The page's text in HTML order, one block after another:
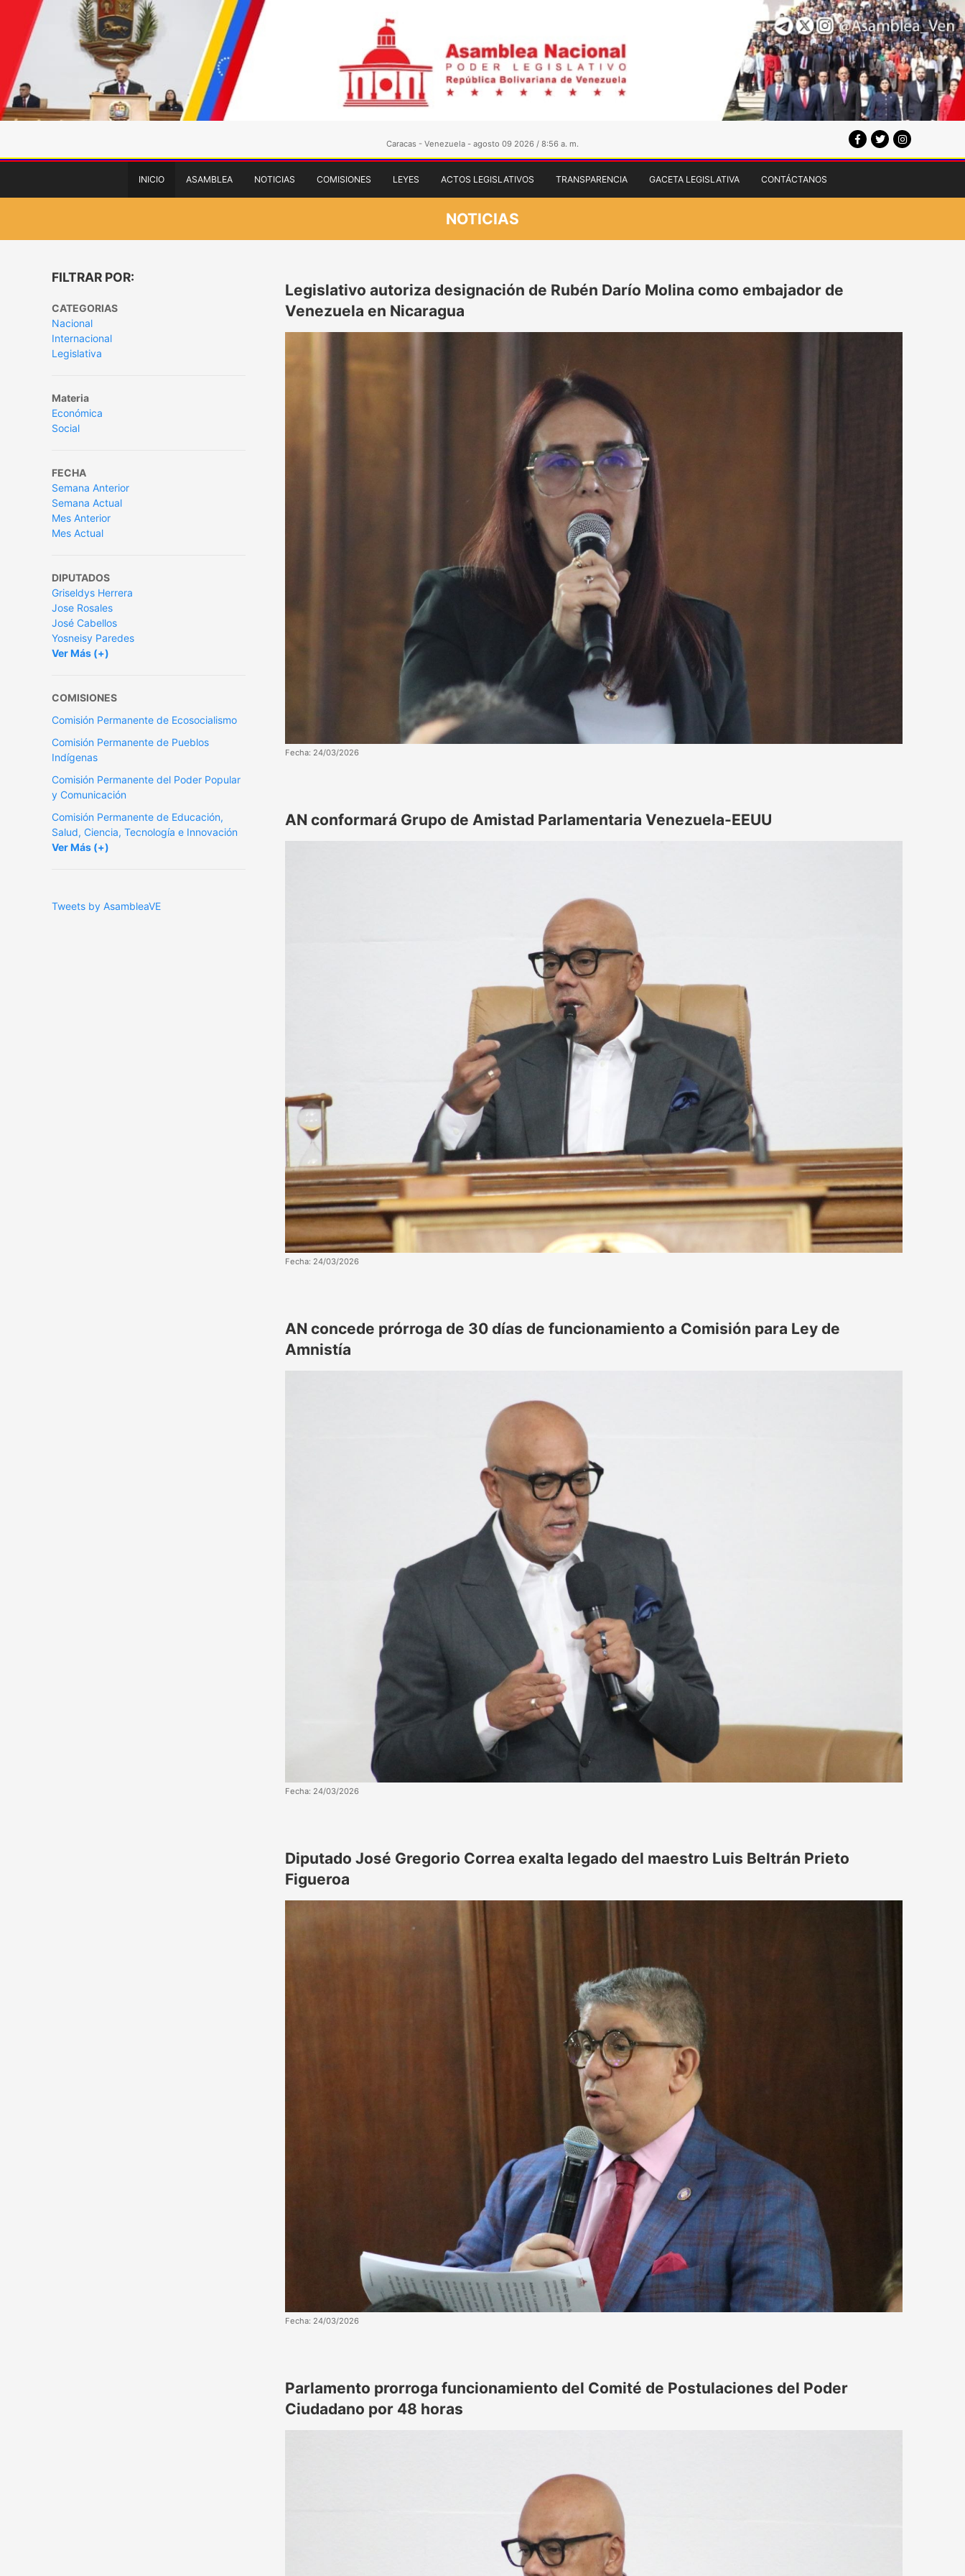
Caracas - Venezuela - agosto 09 2026 / 8:56 a. m.
INICIO ASAMBLEA NOTICIAS COMISIONES LEYES ACTOS LEGISLATIVOS TRANSPARENCIA GACETA LEGISLATIVA CONTÁCTANOS
NOTICIAS
FILTRAR POR:
CATEGORIAS
Nacional
Internacional
Legislativa
Materia
Económica
Social
FECHA
Semana Anterior
Semana Actual
Mes Anterior
Mes Actual
DIPUTADOS
Griseldys Herrera
Jose Rosales
José Cabellos
Yosneisy Paredes
Ver Más (+)
COMISIONES
Comisión Permanente de Ecosocialismo
Comisión Permanente de Pueblos
Indígenas
Comisión Permanente del Poder Popular
y Comunicación
Comisión Permanente de Educación,
Salud, Ciencia, Tecnología e Innovación
Ver Más (+)
Tweets by AsambleaVE
Legislativo autoriza designación de Rubén Darío Molina como embajador de
Venezuela en Nicaragua
Fecha: 24/03/2026
AN conformará Grupo de Amistad Parlamentaria Venezuela-EEUU
Fecha: 24/03/2026
AN concede prórroga de 30 días de funcionamiento a Comisión para Ley de
Amnistía
Fecha: 24/03/2026
Diputado José Gregorio Correa exalta legado del maestro Luis Beltrán Prieto
Figueroa
Fecha: 24/03/2026
Parlamento prorroga funcionamiento del Comité de Postulaciones del Poder
Ciudadano por 48 horas